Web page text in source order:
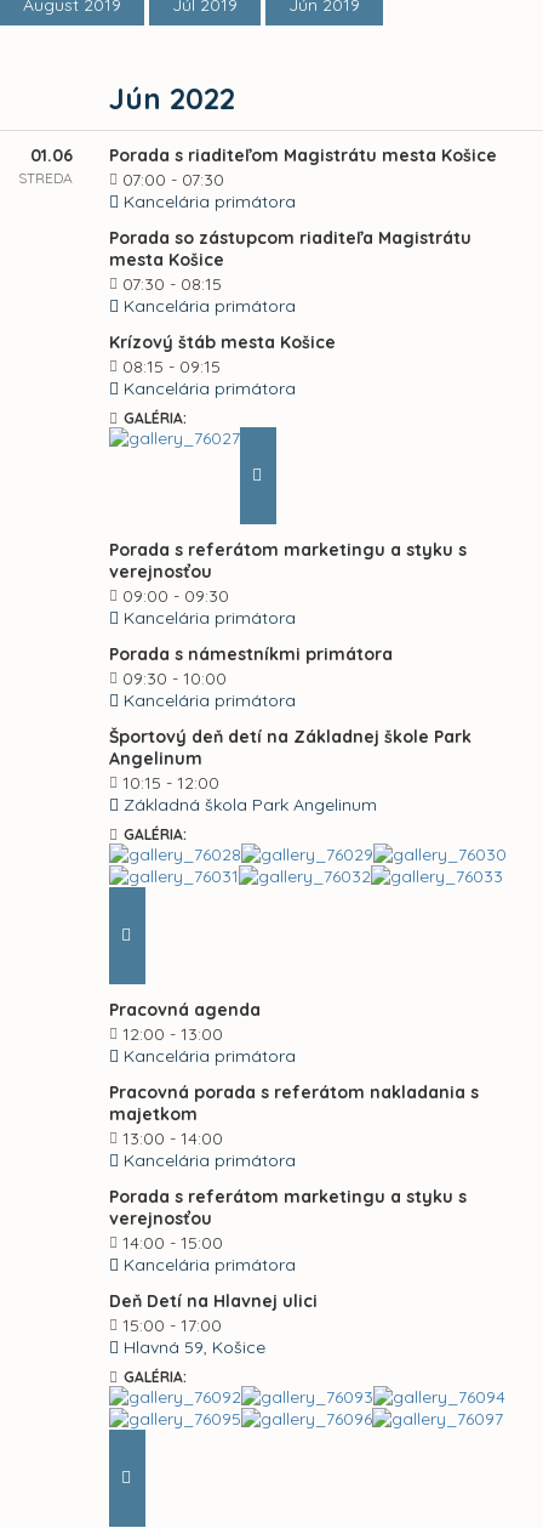
August 2019 Júl 2019 Jún 2019
Jún 2022
01.06
STREDA
Porada s riaditeľom Magistrátu mesta Košice
07:00 - 07:30
Kancelária primátora
Porada so zástupcom riaditeľa Magistrátu
mesta Košice
07:30 - 08:15
Kancelária primátora
Krízový štáb mesta Košice
08:15 - 09:15
Kancelária primátora
GALÉRIA:
Porada s referátom marketingu a styku s
verejnosťou
09:00 - 09:30
Kancelária primátora
Porada s námestníkmi primátora
09:30 - 10:00
Kancelária primátora
Športový deň detí na Základnej škole Park
Angelinum
10:15 - 12:00
Základná škola Park Angelinum
GALÉRIA:
Pracovná agenda
12:00 - 13:00
Kancelária primátora
Pracovná porada s referátom nakladania s
majetkom
13:00 - 14:00
Kancelária primátora
Porada s referátom marketingu a styku s
verejnosťou
14:00 - 15:00
Kancelária primátora
Deň Detí na Hlavnej ulici
15:00 - 17:00
Hlavná 59, Košice
GALÉRIA: